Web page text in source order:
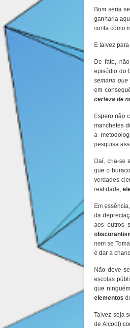
Bom seria
ganharia
conta como
E talvez para
De fato,
episódio do
semana que
em
certeza de
Espero não
manchetes
a
pesquisa
Daí, cria-se
que o
verdades
realidade,
Em
da
aos outros
nem se
e dar a
Não deve
escolas
que
elementos
Talvez seja
de Alcool)